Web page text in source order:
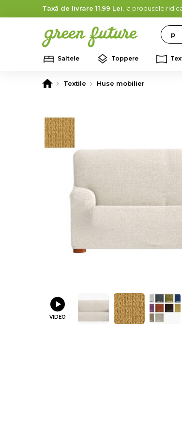
Taxă de livrare 11,99 Lei , la produsele
Saltele Toppere
Textile Huse mobilier
VIDEO